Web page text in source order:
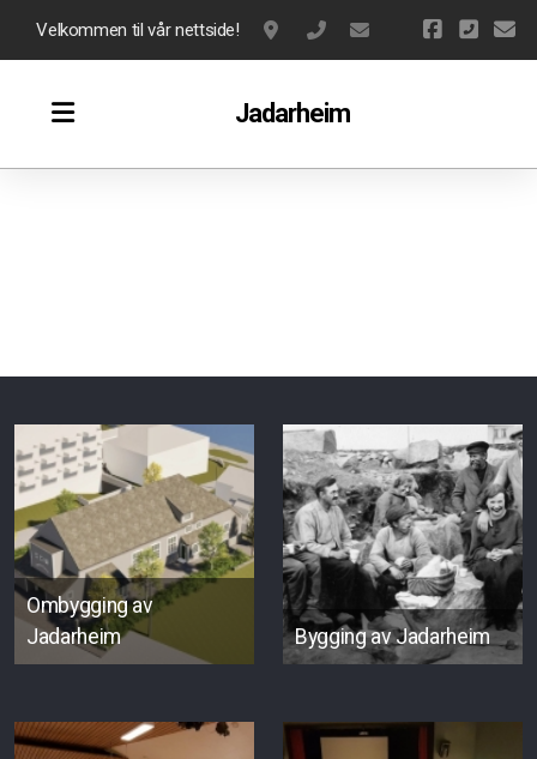
Velkommen til vår nettside! Jadarvegen 32, Nærbø
917 82 502
Jadarheim
Ombygging av
Jadarheim
Bygging av Jadarheim